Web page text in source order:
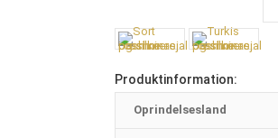
Produktinformation:
Oprindelsesland